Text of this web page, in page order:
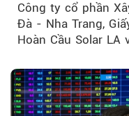
Công ty cổ phần
Đà - Nha Trang,
Hoàn Cầu Solar LA
do vi phạm quy
thị trường chứng